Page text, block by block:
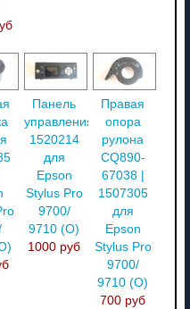
Панель
управления
1520214
для
Epson
Stylus Pro
9700/
9710 (O)
1000 руб
Правая
опора
рулона
CQ890-
67038 |
1507305
для
Epson
Stylus Pro
9700/
9710 (O)
700 руб